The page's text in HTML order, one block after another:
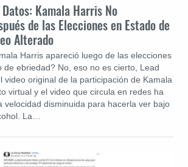
Kamala Harris No
de las Elecciones en Estado de
Alterado
Harris apareció luego de las elecciones
de ebriedad? No, eso no es cierto, Lead
video original de la participación de Kamala
virtual y el video que circula en redes ha
velocidad disminuida para hacerla ver bajo
La…